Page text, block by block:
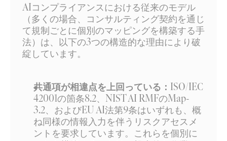
AIコンプライアンスにおける従来のモデル
（多くの場合、コンサルティング契約を通じ
て規制ごとに個別のマッピングを構築する手
法）は、以下の3つの構造的な理由により破
綻しています。
共通項が相違点を上回っている： ISO/IEC
42001の箇条8.2、NIST AI RMFのMap-
3.2、およびEU AI法第9条はいずれも、概
ね同様の情報入力を伴うリスクアセスメ
ントを要求しています。これらを個別に